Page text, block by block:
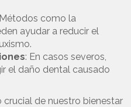
como la
ayudar a reducir el
: En casos severos,
el daño dental causado
de nuestro bienestar